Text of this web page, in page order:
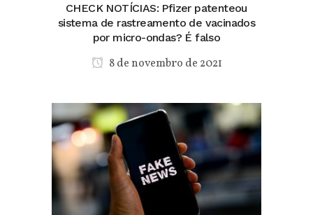
CHECK NOTÍCIAS: Pfizer patenteou
sistema de rastreamento de vacinados
por micro-ondas? É falso
8 de novembro de 2021